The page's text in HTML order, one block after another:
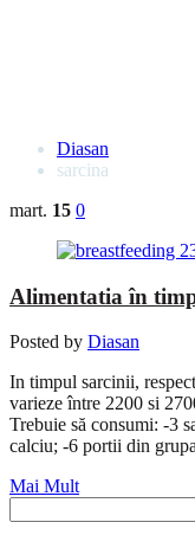
Diasan
sarcina
mart. 15 0
Alimentatia în
Posted by Diasan
In timpul sarcinii,
varieze între 2200 si
Trebuie să consumi: -3
calciu; -6 portii din
Mai Mult
după: